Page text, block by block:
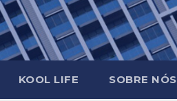
KOOL LIFE SOBRE NÓS